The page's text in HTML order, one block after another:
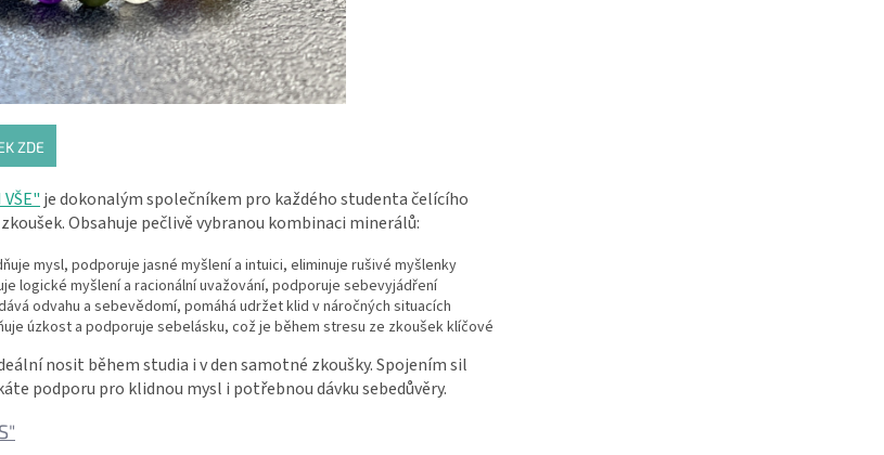
ZDE
je dokonalým společníkem pro každého studenta čelícího
Obsahuje pečlivě vybranou kombinaci minerálů:
mysl, podporuje jasné myšlení a intuici, eliminuje rušivé myšlenky
logické myšlení a racionální uvažování, podporuje sebevyjádření
odvahu a sebevědomí, pomáhá udržet klid v náročných situacích
úzkost a podporuje sebelásku, což je během stresu ze zkoušek klíčové
nosit během studia i v den samotné zkoušky. Spojením sil
podporu pro klidnou mysl i potřebnou dávku sebedůvěry.